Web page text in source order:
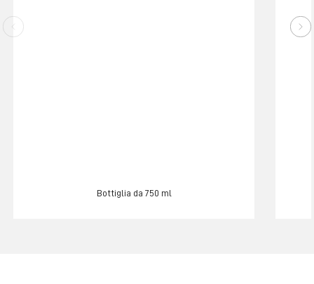
Bottiglia da 750 ml